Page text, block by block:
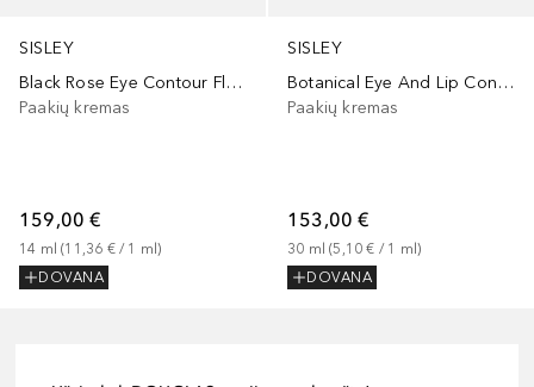
SISLEY
Black Rose Eye Contour Fluid
Paakių kremas
159,00 €
14 ml (11,36 € / 1 ml)
DOVANA
SISLEY
Botanical Eye And Lip Contour Balm
Paakių kremas
153,00 €
30 ml (5,10 € / 1 ml)
DOVANA